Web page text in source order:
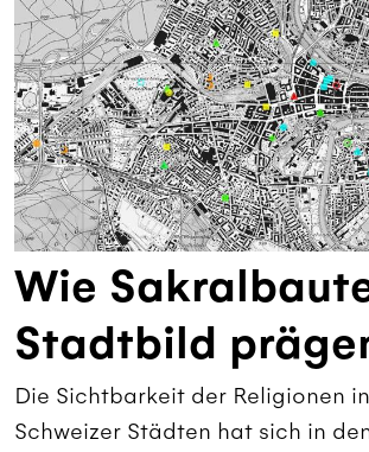
Wie
Stadtbild
Die Sichtbarkeit der Religionen
Schweizer Städten hat sich in